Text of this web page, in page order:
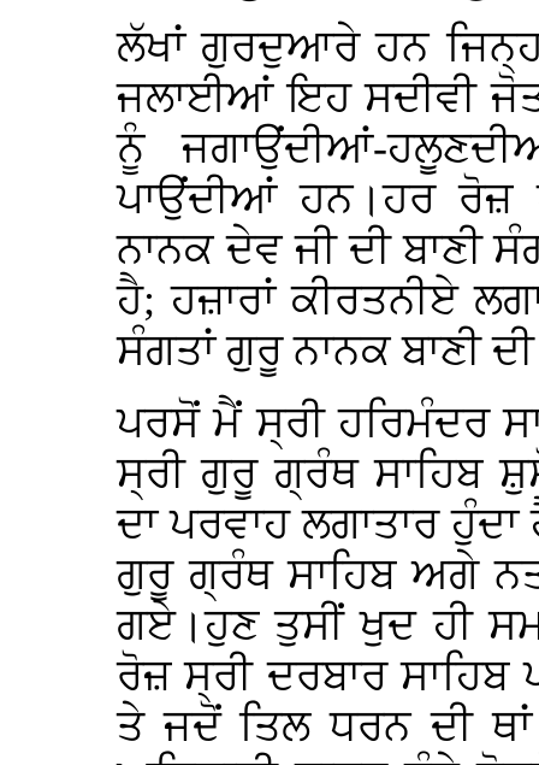
ਲੱਖਾਂ ਗੁਰਦੁਆਰੇ ਹਨ
ਜਲਾਈਆਂ ਇਹ ਸਦੀਵੀ
ਨੂੰ ਜਗਾਉਂਦੀਆਂ-
ਪਾਉਂਦੀਆਂ ਹਨ।ਹਰ
ਨਾਨਕ ਦੇਵ ਜੀ ਦੀ ਬਾਣੀ
ਹੈ; ਹਜ਼ਾਰਾਂ ਕੀਰਤਨੀਏ
ਸੰਗਤਾਂ ਗੁਰੂ ਨਾਨਕ ਬਾਣੀ
ਪਰਸੋਂ ਮੈਂ ਸ੍ਰੀ ਹਰਿਮੰਦਰ
ਸ੍ਰੀ ਗੁਰੂ ਗ੍ਰੰਥ ਸਾਹਿਬ
ਦਾ ਪਰਵਾਹ ਲਗਾਤਾਰ
ਗੁਰੂ ਗ੍ਰੰਥ ਸਾਹਿਬ ਅਗੇ
ਗਏ।ਹੁਣ ਤੁਸੀਂ ਖੁਦ ਹੀ
ਰੋਜ਼ ਸ੍ਰੀ ਦਰਬਾਰ
ਤੇ ਜਦੋਂ ਤਿਲ ਧਰਨ ਦੀ